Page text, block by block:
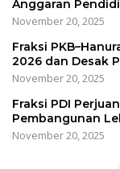
Anggaran
November 20, 2025
Fraksi
2026 dan Desak
November 20, 2025
Fraksi PDI
Pembangunan
November 20, 2025